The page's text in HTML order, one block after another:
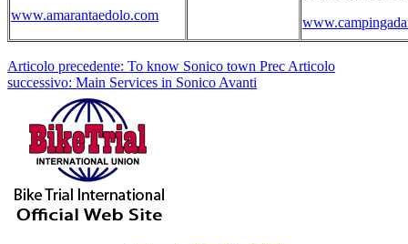
www.amarantaedolo.com
Articolo precedente: To know Sonico town Prec Articolo
successivo: Main Services in Sonico Avanti